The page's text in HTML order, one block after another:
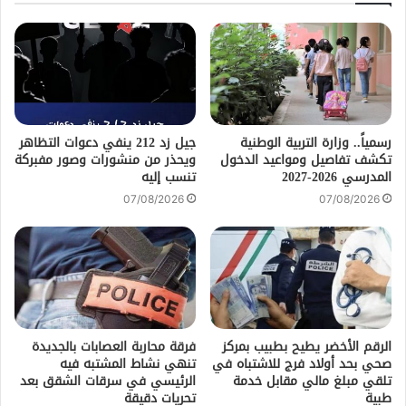
رسمياً.. وزارة التربية الوطنية
تكشف تفاصيل ومواعيد الدخول
المدرسي 2026-2027
07/08/2026
جيل زد 212 ينفي دعوات التظاهر
ويحذر من منشورات وصور مفبركة
تنسب إليه
07/08/2026
الرقم الأخضر يطيح بطبيب بمركز
صحي بحد أولاد فرج للاشتباه في
تلقي مبلغ مالي مقابل خدمة
طبية
فرقة محاربة العصابات بالجديدة
تنهي نشاط المشتبه فيه
الرئيسي في سرقات الشقق بعد
تحريات دقيقة